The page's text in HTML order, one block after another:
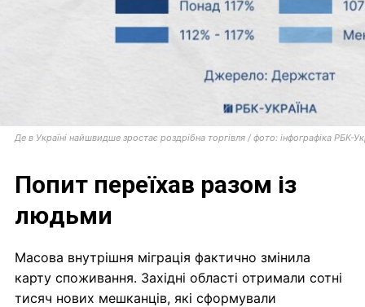
Де в Україні найшвидше зростає роздрібна торгівля / фото: інфографіка РБК-
Попит переїхав разом із
людьми
Масова внутрішня міграція фактично змінила
карту споживання. Західні області отримали сотні
тисяч нових мешканців, які сформували